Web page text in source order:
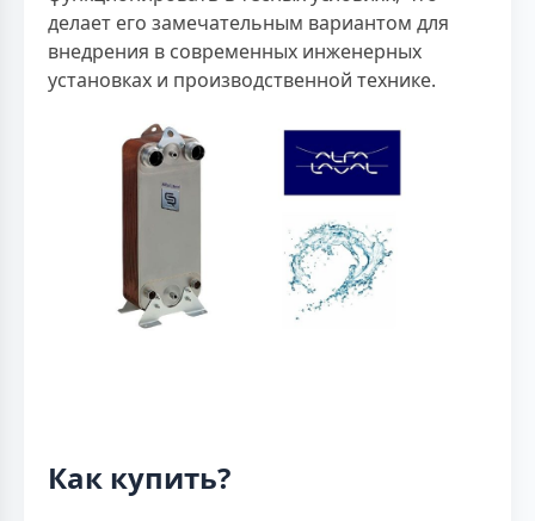
делает его замечательным вариантом для
внедрения в современных инженерных
установках и производственной технике.
Как купить?